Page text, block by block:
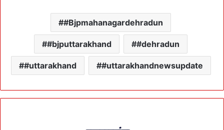
#Bjpmahanagardehradun
#bjputtarakhand #dehradun
#uttarakhand #uttarakhandnewsupdate